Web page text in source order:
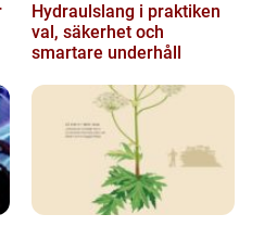
Hydraulslang i praktiken
val, säkerhet och
smartare underhåll